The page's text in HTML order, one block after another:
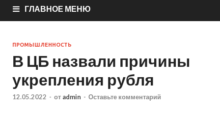
ГЛАВНОЕ МЕНЮ
ПРОМЫШЛЕННОСТЬ
В ЦБ назвали причины
укрепления рубля
12.05.2022 - от admin - Оставьте комментарий